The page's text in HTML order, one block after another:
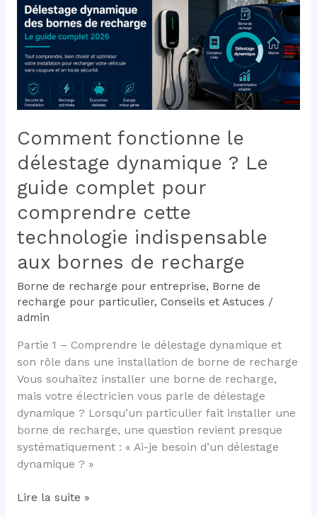
des
panneaux
solaires
Le
guide
complet
Comment fonctionne le
délestage dynamique ? Le
guide complet pour
comprendre cette
technologie indispensable
aux bornes de recharge
Borne de recharge pour entreprise, Borne de
recharge pour particulier, Conseils et Astuces /
admin
Partie 1 – Comprendre le délestage dynamique et
son rôle dans une installation de borne de recharge
Vous souhaitez installer une borne de recharge,
mais votre électricien vous parle de délestage
dynamique ? Lorsqu’un particulier fait installer une
borne de recharge, une question revient presque
systématiquement : « Ai-je besoin d’un délestage
dynamique ? »
Comment
Lire la suite »